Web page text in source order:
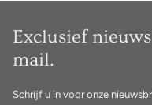
Exclusief
mail.
Schrijf u in voor onze